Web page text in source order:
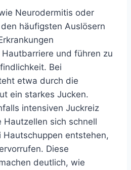
Neurodermitis oder
häufigsten Auslösern
und führen zu
Bei
etwa durch die
ein starkes Jucken.
intensiven Juckreiz
sich schnell
entstehen,
Diese
deutlich, wie